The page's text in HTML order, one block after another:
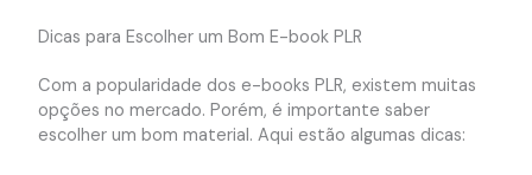
Dicas para Escolher um Bom E-book PLR
Com a popularidade dos e-books PLR, existem muitas
opções no mercado. Porém, é importante saber
escolher um bom material. Aqui estão algumas dicas: